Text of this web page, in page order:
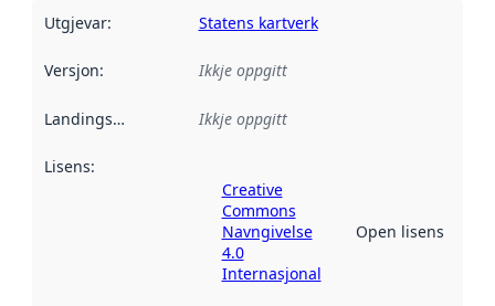
Utgjevar: Statens kartverk
Versjon: Ikkje oppgitt
Landingsside Ikkje oppgitt
Lisens:
Creative
Commons
Navngivelse
4.0
Internasjonal
Open lisens